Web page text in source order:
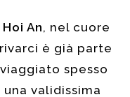
An, nel cuore
è già parte
spesso
validissima